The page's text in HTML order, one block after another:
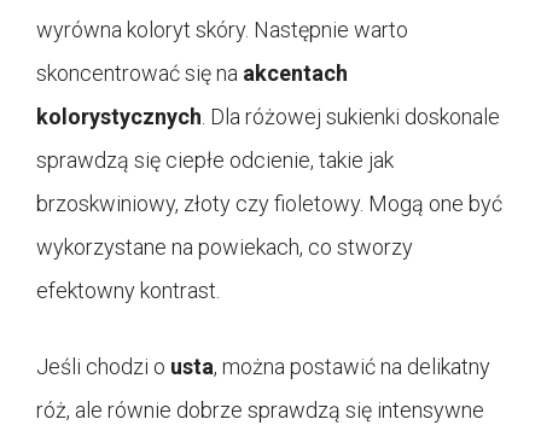
wyrówna koloryt skóry. Następnie warto
skoncentrować się na akcentach
kolorystycznych . Dla różowej sukienki doskonale
sprawdzą się ciepłe odcienie, takie jak
brzoskwiniowy, złoty czy fioletowy. Mogą one być
wykorzystane na powiekach, co stworzy
efektowny kontrast.
Jeśli chodzi o usta, można postawić na delikatny
róż, ale równie dobrze sprawdzą się intensywne